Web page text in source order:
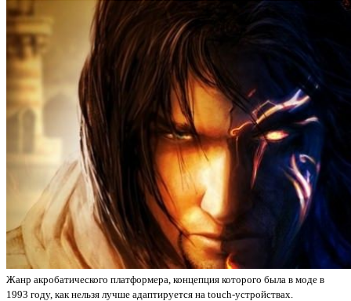
Жанр акробатического платформера, концепция которого была в моде в
1993 году, как нельзя лучше адаптируется на touch-устройствах.